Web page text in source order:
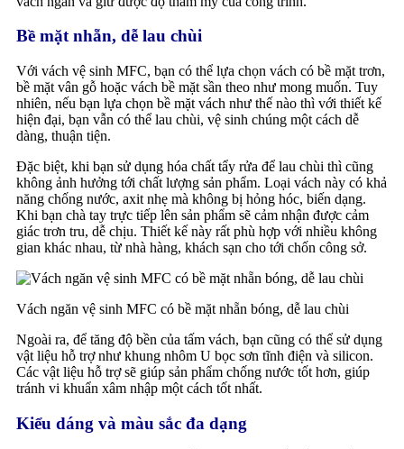
Bề mặt nhẵn, dễ lau chùi
Với vách vệ sinh MFC, bạn có thể lựa chọn vách có bề mặt trơn,
bề mặt vân gỗ hoặc vách bề mặt sần theo như mong muốn. Tuy
nhiên, nếu bạn lựa chọn bề mặt vách như thế nào thì với thiết kế
hiện đại, bạn vẫn có thể lau chùi, vệ sinh chúng một cách dễ
dàng, thuận tiện.
Đặc biệt, khi bạn sử dụng hóa chất tẩy rửa để lau chùi thì cũng
không ảnh hưởng tới chất lượng sản phẩm. Loại vách này có khả
năng chống nước, axit nhẹ mà không bị hỏng hóc, biến dạng.
Khi bạn chà tay trực tiếp lên sản phẩm sẽ cảm nhận được cảm
giác trơn tru, dễ chịu. Thiết kế này rất phù hợp với nhiều không
gian khác nhau, từ nhà hàng, khách sạn cho tới chốn công sở.
Vách ngăn vệ sinh MFC có bề mặt nhẵn bóng, dễ lau chùi
Ngoài ra, để tăng độ bền của tấm vách, bạn cũng có thể sử dụng
vật liệu hỗ trợ như khung nhôm U bọc sơn tĩnh điện và silicon.
Các vật liệu hỗ trợ sẽ giúp sản phẩm chống nước tốt hơn, giúp
tránh vi khuẩn xâm nhập một cách tốt nhất.
Kiểu dáng và màu sắc đa dạng